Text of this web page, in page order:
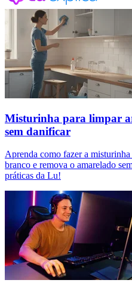
Misturinha para limpar
sem danificar
Aprenda como fazer a
branco e remova o amarelado
práticas da Lu!